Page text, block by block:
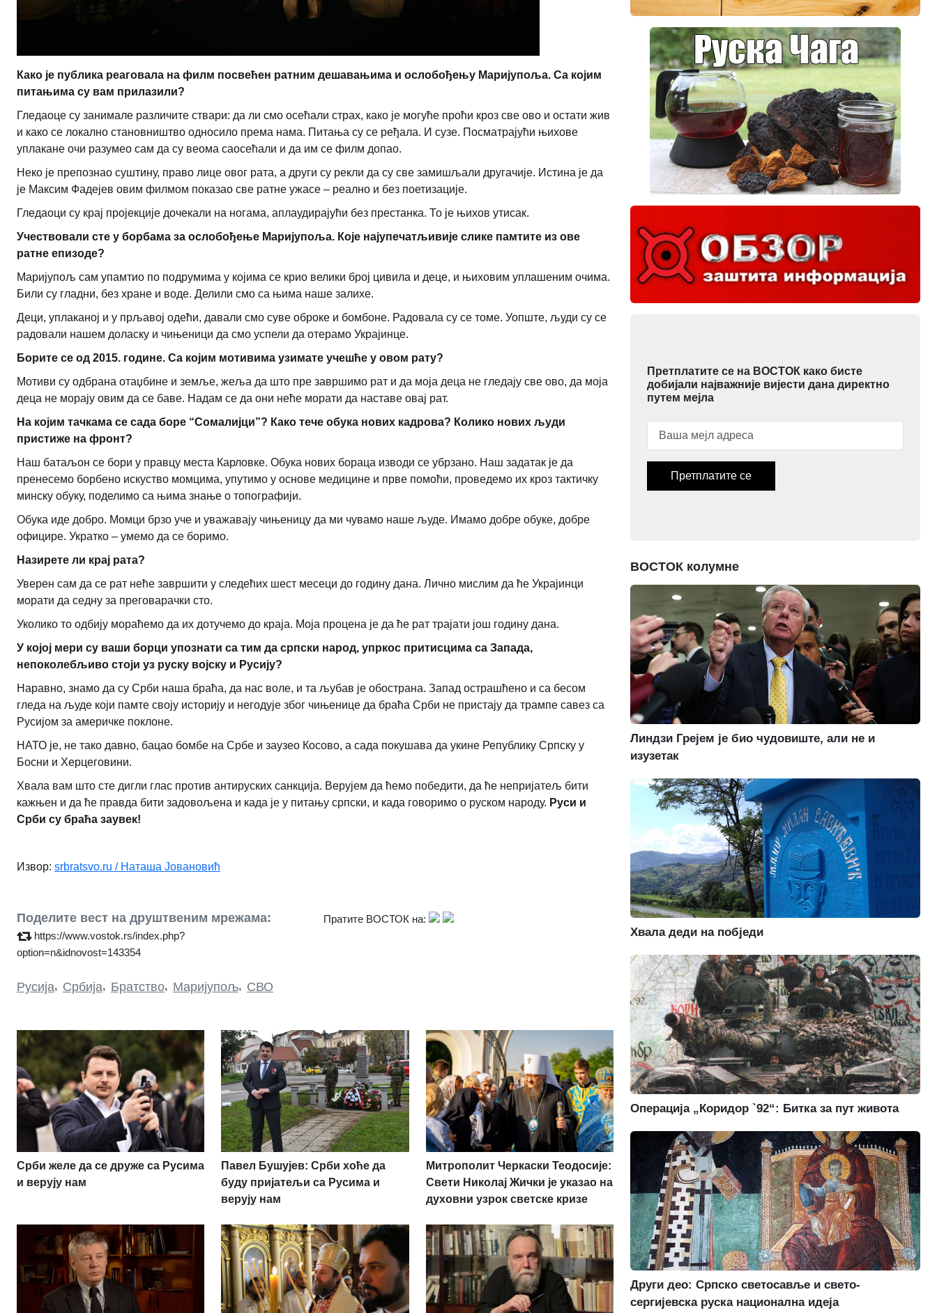
Како је публика реаговала на филм посвећен ратним дешавањима и ослобођењу Маријупоља. Са којим
питањима су вам прилазили?
Гледаоце су занимале различите ствари: да ли смо осећали страх, како је могуће проћи кроз све ово и остати жив
и како се локално становништво односило према нама. Питања су се ређала. И сузе. Посматрајући њихове
уплакане очи разумео сам да су веома саосећали и да им се филм допао.
Неко је препознао суштину, право лице овог рата, а други су рекли да су све замишљали другачије. Истина је да
је Максим Фадејев овим филмом показао све ратне ужасе – реално и без поетизације.
Гледаоци су крај пројекције дочекали на ногама, аплаудирајући без престанка. То је њихов утисак.
Учествовали сте у борбама за ослобођење Маријупоља. Које најупечатљивије слике памтите из ове
ратне епизоде?
Маријупољ сам упамтио по подрумима у којима се крио велики број цивила и деце, и њиховим уплашеним очима.
Били су гладни, без хране и воде. Делили смо са њима наше залихе.
Деци, уплаканој и у прљавој одећи, давали смо суве оброке и бомбоне. Радовала су се томе. Уопште, људи су се
радовали нашем доласку и чињеници да смо успели да отерамо Украјинце.
Борите се од 2015. године. Са којим мотивима узимате учешће у овом рату?
Мотиви су одбрана отаџбине и земље, жеља да што пре завршимо рат и да моја деца не гледају све ово, да моја
деца не морају овим да се баве. Надам се да они неће морати да наставе овај рат.
На којим тачкама се сада боре “Сомалијци”? Како тече обука нових кадрова? Колико нових људи
пристиже на фронт?
Наш батаљон се бори у правцу места Карловке. Обука нових бораца изводи се убрзано. Наш задатак је да
пренесемо борбено искуство момцима, упутимо у основе медицине и прве помоћи, проведемо их кроз тактичку
минску обуку, поделимо са њима знање о топографији.
Обука иде добро. Момци брзо уче и уважавају чињеницу да ми чувамо наше људе. Имамо добре обуке, добре
официре. Укратко – умемо да се боримо.
Назирете ли крај рата?
Уверен сам да се рат неће завршити у следећих шест месеци до годину дана. Лично мислим да ће Украјинци
морати да седну за преговарачки сто.
Уколико то одбију мораћемо да их дотучемо до краја. Моја процена је да ће рат трајати још годину дана.
У којој мери су ваши борци упознати са тим да српски народ, упркос притисцима са Запада,
непоколебљиво стоји уз руску војску и Русију?
Наравно, знамо да су Срби наша браћа, да нас воле, и та љубав је обострана. Запад острашћено и са бесом
гледа на људе који памте своју историју и негодује због чињенице да браћа Срби не пристају да трампе савез са
Русијом за америчке поклоне.
НАТО је, не тако давно, бацао бомбе на Србе и заузео Косово, а сада покушава да укине Републику Српску у
Босни и Херцеговини.
Хвала вам што сте дигли глас против антируских санкција. Верујем да ћемо победити, да ће непријатељ бити
кажњен и да ће правда бити задовољена и када је у питању српски, и када говоримо о руском народу. Руси и
Срби су браћа заувек!
Извор: srbratsvo.ru / Наташа Јовановић
Поделите вест на друштвеним мрежама:
https://www.vostok.rs/index.php?
option=n&idnovost=143354
Пратите ВОСТОК на:
Русија, Србија, Братство, Маријупољ, СВО
Срби желе да се друже са Русима
и верују нам
Павел Бушујев: Срби хоће да
буду пријатељи са Русима и
верују нам
Митрополит Черкаски Теодосије:
Свети Николај Жички је указао на
духовни узрок светске кризе
Претплатите се на ВОСТОК како бисте
добијали најважније вијести дана директно
путем мејла
Претплатите се
ВОСТОК колумне
Линдзи Грејем је био чудовиште, али не и
изузетак
Хвала деди на побједи
Операција „Коридор `92“: Битка за пут живота
Други део: Српско светосавље и свето-
сергијевска руска национална идеја